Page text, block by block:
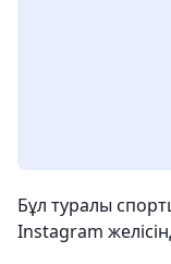
Бұл туралы
Instagram